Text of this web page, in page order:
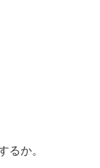
るか。